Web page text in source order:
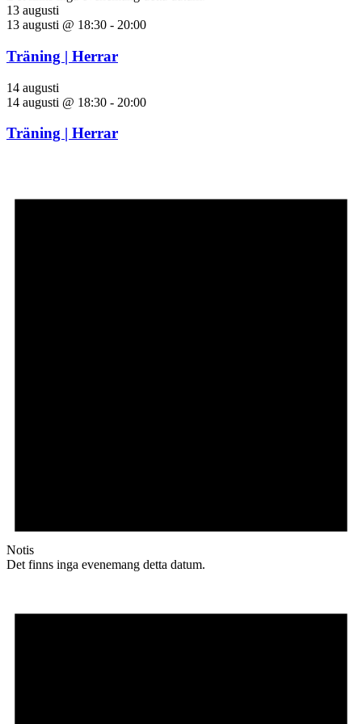
13 augusti
13 augusti @ 18:30 - 20:00
Träning | Herrar
14 augusti
14 augusti @ 18:30 - 20:00
Träning | Herrar
Notis
Det finns inga evenemang detta datum.